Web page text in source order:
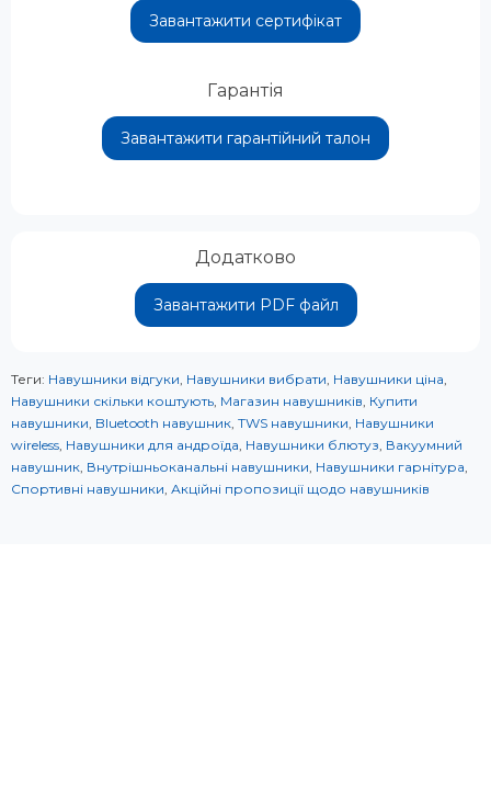
Завантажити сертифікат
Гарантія
Завантажити гарантійний талон
Додатково
Завантажити PDF файл
Теги: Навушники відгуки Навушники вибрати Навушники ціна
Навушники скільки коштують Магазин навушників Купити
навушники Bluetooth навушник TWS навушники Навушники
wireless Навушники для андроїда Навушники блютуз Вакуумний
навушник Внутрішньоканальні навушники Навушники гарнітура
Спортивні навушники Акційні пропозиції щодо навушників